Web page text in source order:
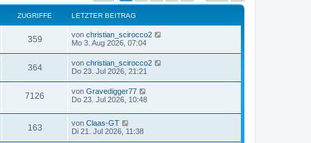
ZUGRIFFE LETZTER BEITRAG
359Z
u
r
f
L
e
t
e
r
B
e
t
r
a
g
von christian_scirocco2
Mo 3. Aug 2026, 07:04
364Z
u
L
e
t
e
r
B
e
von christian_scirocco2
Do 23. Jul 2026, 21:21
7126
u
L
e
z
t
e
r
von Gravedigger77
Do 23. Jul 2026, 10:48
163Z
L
e
von Claas-GT
Di 21. Jul 2026, 11:38